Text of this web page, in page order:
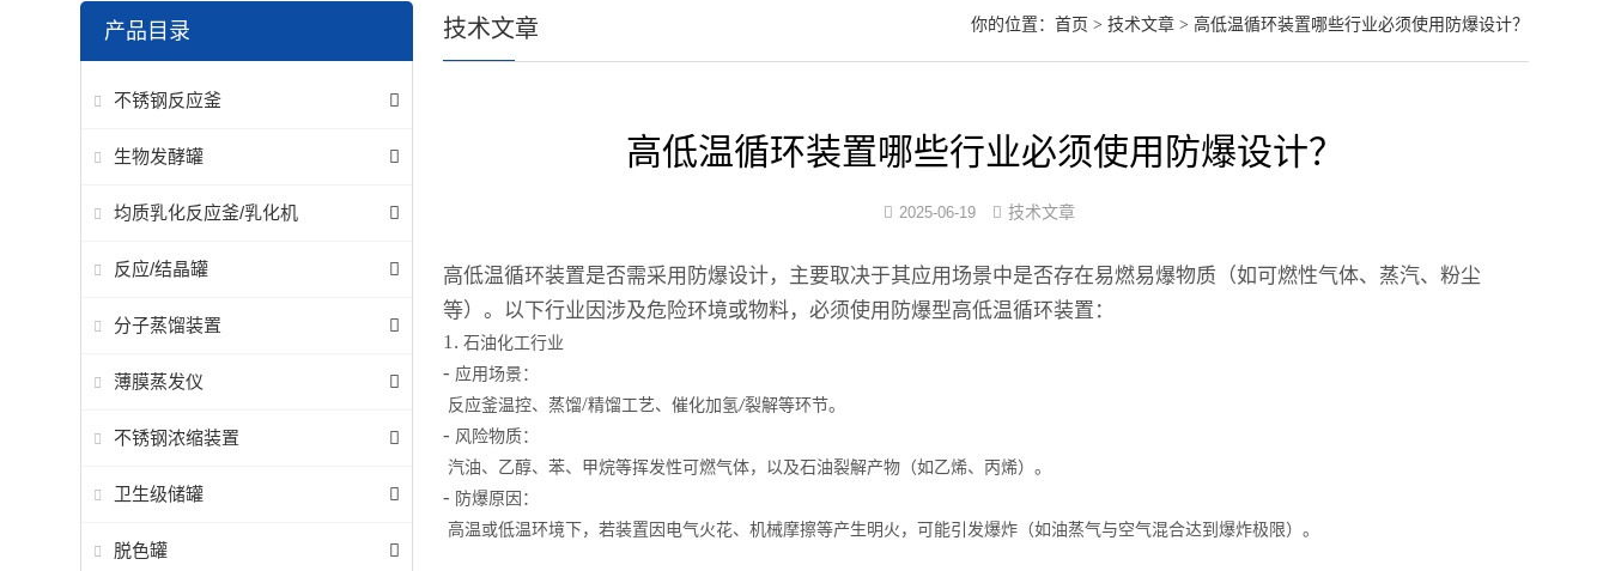
产品目录
不锈钢反应釜
生物发酵罐
均质乳化反应釜/乳化机
反应/结晶罐
分子蒸馏装置
薄膜蒸发仪
不锈钢浓缩装置
卫生级储罐
脱色罐
你的位置： 首页 > 技术文章> 高低温循环装置哪些行业必须使用防爆设计？
技术文章
高低温循环装置哪些行业必须使用防爆设计？
2025-06-19 技术文章
高低温循环装置是否需采用防爆设计，主要取决于其应用场景中是否存在易燃易爆物质（如可燃性气体、蒸汽、粉尘
等）。以下行业因涉及危险环境或物料，必须使用防爆型高低温循环装置：
1. 石油化工行业
- 应用场景：
反应釜温控、蒸馏/精馏工艺、催化加氢/裂解等环节。
- 风险物质：
汽油、乙醇、苯、甲烷等挥发性可燃气体，以及石油裂解产物（如乙烯、丙烯）。
- 防爆原因：
高温或低温环境下，若装置因电气火花、机械摩擦等产生明火，可能引发爆炸（如油蒸气与空气混合达到爆炸极限）。